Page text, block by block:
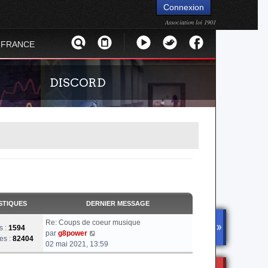
Connexion
Association loi 1901
de la
Suivez
Urban
DISCORD
Rejoignez-nous sur le discord Urban Terror
France !
DERNIER MESSAGE
: 1594
: 82404
Re: Coups de coeur musique
par g8power
o
i
02 mai 2021, 13:59